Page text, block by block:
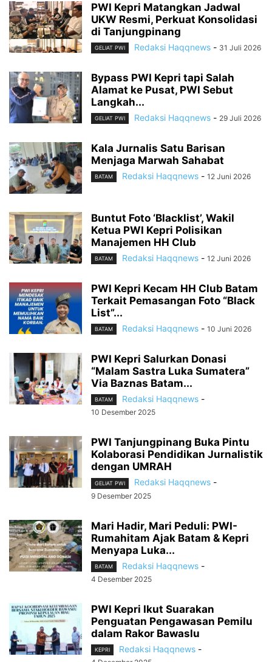
PWI Kepri Matangkan Jadwal
UKW Resmi, Perkuat Konsolidasi
di Tanjungpinang
GELIAT PWI Redaksi Haqqnews - 31 Juli 2026
Bypass PWI Kepri tapi Salah
Alamat ke Pusat, PWI Sebut
Langkah...
GELIAT PWI Redaksi Haqqnews - 29 Juli 2026
Kala Jurnalis Satu Barisan
Menjaga Marwah Sahabat
BATAM Redaksi Haqqnews - 12 Juni 2026
Buntut Foto ‘Blacklist’, Wakil
Ketua PWI Kepri Polisikan
Manajemen HH Club
BATAM Redaksi Haqqnews - 12 Juni 2026
PWI Kepri Kecam HH Club Batam
Terkait Pemasangan Foto “Black
List”...
BATAM Redaksi Haqqnews - 10 Juni 2026
PWI Kepri Salurkan Donasi
“Malam Sastra Luka Sumatera”
Via Baznas Batam...
BATAM Redaksi Haqqnews -
10 Desember 2025
PWI Tanjungpinang Buka Pintu
Kolaborasi Pendidikan Jurnalistik
dengan UMRAH
GELIAT PWI Redaksi Haqqnews -
9 Desember 2025
Mari Hadir, Mari Peduli: PWI-
Rumahitam Ajak Batam & Kepri
Menyapa Luka...
BATAM Redaksi Haqqnews -
4 Desember 2025
PWI Kepri Ikut Suarakan
Penguatan Pengawasan Pemilu
dalam Rakor Bawaslu
KEPRI Redaksi Haqqnews -